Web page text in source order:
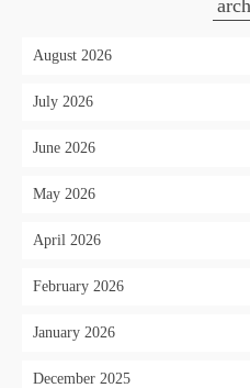
August 2026
July 2026
June 2026
May 2026
April 2026
February 2026
January 2026
December 2025